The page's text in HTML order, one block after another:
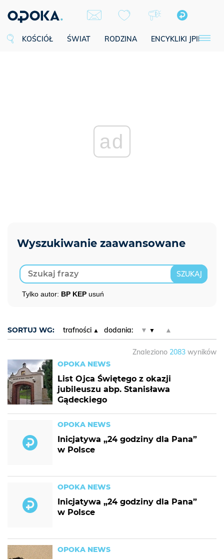
KOŚCIÓŁ ŚWIAT RODZINA ENCYKLIKI JPII
ad
Tylko autor: BP KEP usuń
SORTUJ WG: trafności dodania: ▼ ▲
Znaleziono 2083 wyników
OPOKA NEWS
List Ojca Świętego z okazji
jubileuszu abp. Stanisława
Gądeckiego
OPOKA NEWS
Inicjatywa „24 godziny dla Pana”
w Polsce
OPOKA NEWS
Inicjatywa „24 godziny dla Pana”
w Polsce
OPOKA NEWS